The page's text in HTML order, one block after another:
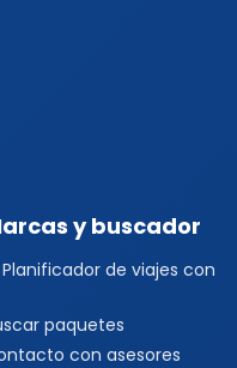
y buscador
de viajes con
paquetes
con asesores